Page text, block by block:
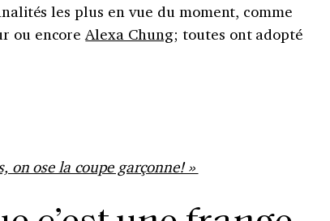
les plus en vue du moment, comme
ou encoreAlexa Chung; toutes ont adopté
on ose la coupe garçonne! »